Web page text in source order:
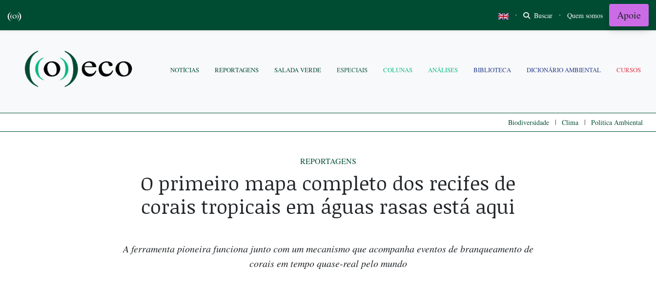
· Buscar · Quem somos Apoie
NOTÍCIAS REPORTAGENS SALADA VERDE ESPECIAIS COLUNAS ANÁLISES BIBLIOTECA DICIONÁRIO AMBIENTAL CURSOS
Biodiversidade | Clima | Politica Ambiental
REPORTAGENS
O primeiro mapa completo dos recifes de
corais tropicais em águas rasas está aqui
A ferramenta pioneira funciona junto com um mecanismo que acompanha eventos de branqueamento de
corais em tempo quase-real pelo mundo